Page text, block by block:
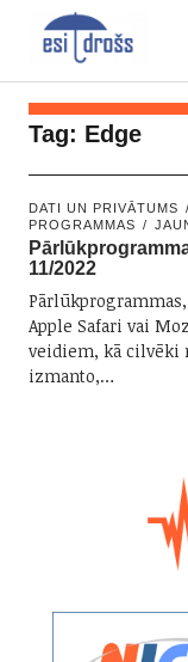
Tag: Edge
DATI UN PRIVĀTUMS
PROGRAMMAS
11/2022
Apple Safari vai
veidiem, kā cilvēki
izmanto,…